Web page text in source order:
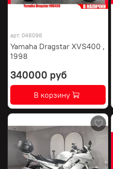
арт. 048098
Yamaha Dragstar XVS400 ,
1998
340000 руб
В корзину